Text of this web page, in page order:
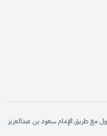
opens in new
مع طريق الإمام سعود بن عبدالعزيز